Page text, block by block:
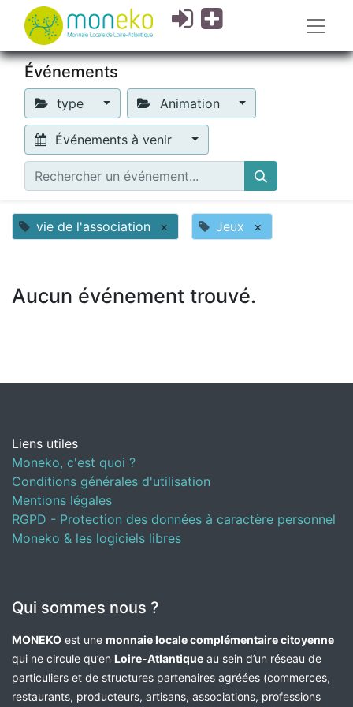
Événements
type Animation
Événements à venir
vie de l'association × Jeux ×
Aucun événement trouvé.
Liens utiles
Moneko, c'est quoi ?
Conditions générales d'utilisation
Mentions légales
RGPD - Protection des données à caractère personnel
Moneko & les logiciels libres
Qui sommes nous ?
MONEKO est une monnaie locale complémentaire citoyenne
qui ne circule qu’en Loire-Atlantique au sein d’un réseau de
particuliers et de structures partenaires agréées (commerces,
restaurants, producteurs, artisans, associations, professions